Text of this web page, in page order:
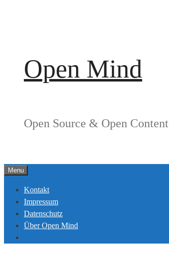
Open Mind
Open Source & Open Content
Menu
Kontakt
Impressum
Datenschutz
Über Open Mind